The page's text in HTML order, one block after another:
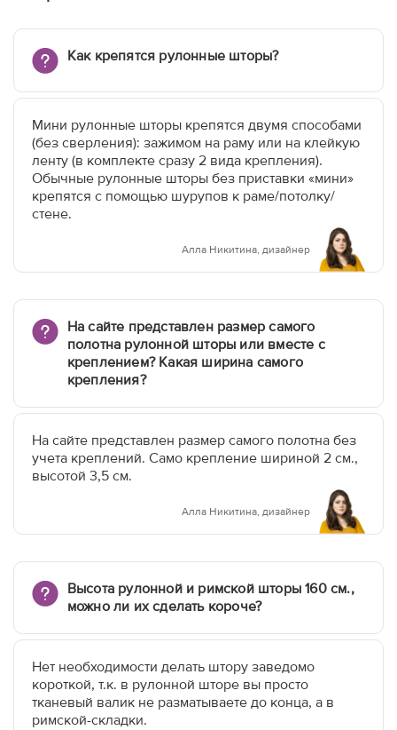
Как крепятся рулонные шторы?
Мини рулонные шторы крепятся двумя способами
(без сверления): зажимом на раму или на клейкую
ленту (в комплекте сразу 2 вида крепления).
Обычные рулонные шторы без приставки «мини»
крепятся с помощью шурупов к раме/потолку/
стене.
Алла Никитина, дизайнер
На сайте представлен размер самого
полотна рулонной шторы или вместе с
креплением? Какая ширина самого
крепления?
На сайте представлен размер самого полотна без
учета креплений. Само крепление шириной 2 см.,
высотой 3,5 см.
Алла Никитина, дизайнер
Высота рулонной и римской шторы 160 см.,
можно ли их сделать короче?
Нет необходимости делать штору заведомо
короткой, т.к. в рулонной шторе вы просто
тканевый валик не разматываете до конца, а в
римской-складки.